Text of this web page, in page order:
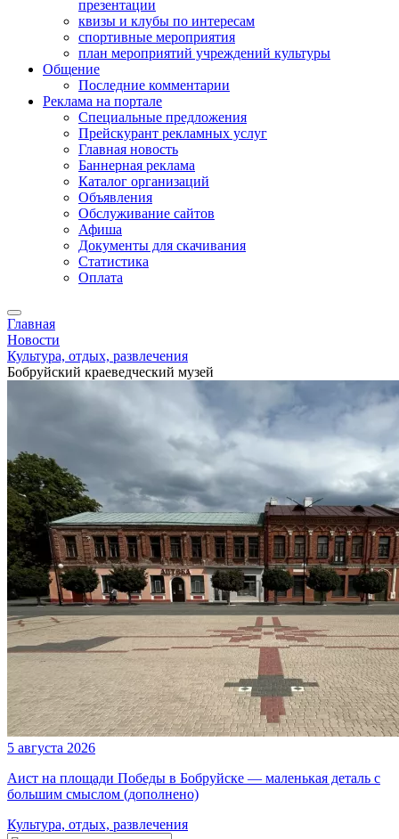
презентации
квизы и клубы по интересам
спортивные мероприятия
план мероприятий учреждений культуры
Общение
Последние комментарии
Реклама на портале
Специальные предложения
Прейскурант рекламных услуг
Главная новость
Баннерная реклама
Каталог организаций
Объявления
Обслуживание сайтов
Афиша
Документы для скачивания
Статистика
Оплата
Главная
Новости
Культура, отдых, развлечения
Бобруйский краеведческий музей
5 августа 2026
Аист на площади Победы в Бобруйске — маленькая деталь с
большим смыслом (дополнено)
Культура, отдых, развлечения